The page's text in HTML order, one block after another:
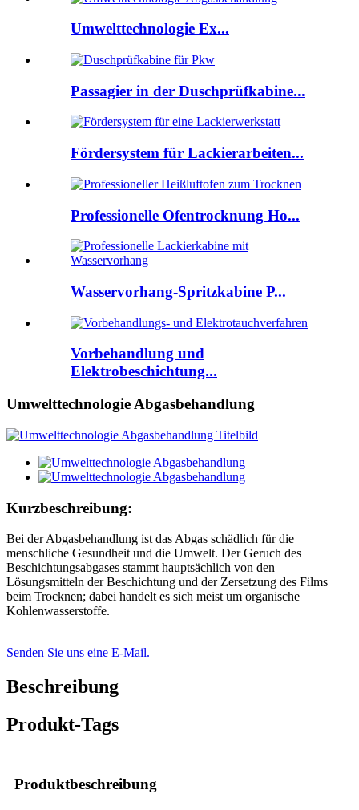
Umwelttechnologie Ex...
Passagier in der Duschprüfkabine...
Fördersystem für Lackierarbeiten...
Professionelle Ofentrocknung Ho...
Wasservorhang-Spritzkabine P...
Vorbehandlung und
Elektrobeschichtung...
Umwelttechnologie Abgasbehandlung
Kurzbeschreibung:
Bei der Abgasbehandlung ist das Abgas schädlich für die
menschliche Gesundheit und die Umwelt. Der Geruch des
Beschichtungsabgases stammt hauptsächlich von den
Lösungsmitteln der Beschichtung und der Zersetzung des Films
beim Trocknen; dabei handelt es sich meist um organische
Kohlenwasserstoffe.
Senden Sie uns eine E-Mail.
Beschreibung
Produkt-Tags
Produktbeschreibung